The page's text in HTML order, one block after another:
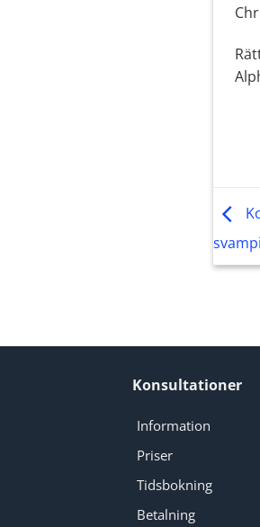
Konsultationer
Information
Priser
Tidsbokning
Betalning